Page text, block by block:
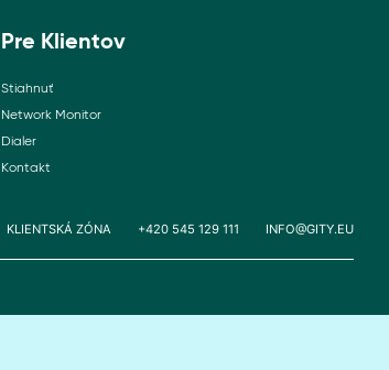
Pre Klientov
Stiahnuť
Network Monitor
Dialer
Kontakt
KLIENTSKÁ ZÓNA +420 545 129 111 INFO@GITY.EU